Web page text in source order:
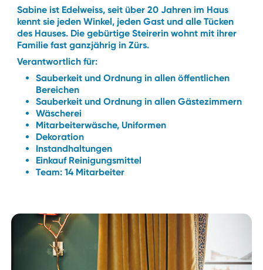
Sabine ist Edelweiss, seit über 20 Jahren im Haus
kennt sie jeden Winkel, jeden Gast und alle Tücken
des Hauses. Die gebürtige Steirerin wohnt mit ihrer
Familie fast ganzjährig in Zürs.
Verantwortlich für:
Sauberkeit und Ordnung in allen öffentlichen
Bereichen
Sauberkeit und Ordnung in allen Gästezimmern
Wäscherei
Mitarbeiterwäsche, Uniformen
Dekoration
Instandhaltungen
Einkauf Reinigungsmittel
Team: 14 Mitarbeiter